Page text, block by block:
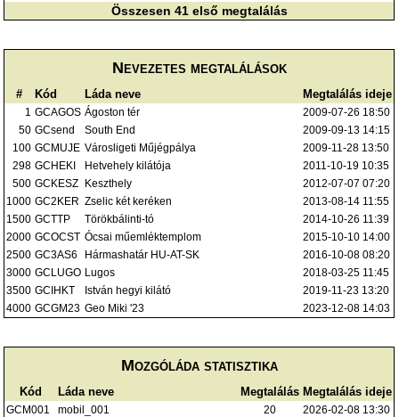
Összesen 41 első megtalálás
Nevezetes megtalálások
# Kód Láda neve Megtalálás ideje
1 GCAGOS Ágoston tér
2009-07-26 18:50
50 GCsend South End
2009-09-13 14:15
100 GCMUJE Városligeti Műjégpálya
2009-11-28 13:50
298 GCHEKI Hetvehely kilátója
2011-10-19 10:35
500 GCKESZ Keszthely
2012-07-07 07:20
1000 GC2KER Zselic két keréken
2013-08-14 11:55
1500 GCTTP Törökbálinti-tó
2014-10-26 11:39
2000 GCOCST Ócsai műemléktemplom
2015-10-10 14:00
2500 GC3AS6 Hármashatár HU-AT-SK
2016-10-08 08:20
3000 GCLUGO Lugos
2018-03-25 11:45
3500 GCIHKT István hegyi kilátó
2019-11-23 13:20
4000 GCGM23 Geo Miki '23 2023-12-08 14:03
Mozgóláda statisztika
Kód Láda neve Megtalálás Megtalálás ideje
GCM001 mobil_001 20
2026-02-08 13:30